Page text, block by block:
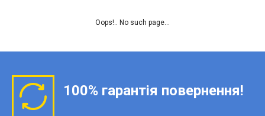
Oops!.. No such page...
100% гарантія повернення!